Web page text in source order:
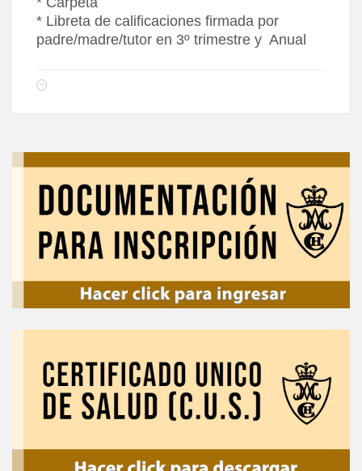
* Libreta de calificaciones firmada por
padre/madre/tutor en 3º trimestre y Anual